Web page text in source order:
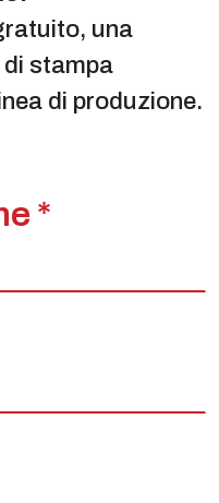
una
stampa
di produzione.
*